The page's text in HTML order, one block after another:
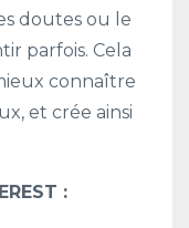
doutes ou le
parfois. Cela
connaître
et crée ainsi
: